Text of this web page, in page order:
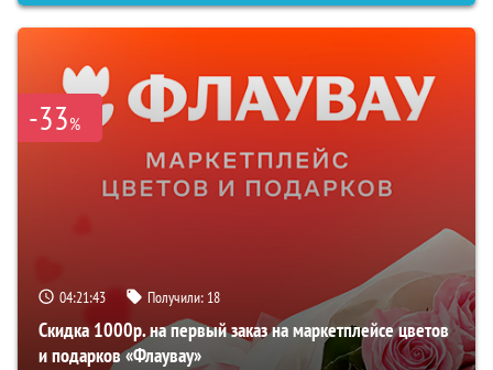
-33%
04:21:42 Получили: 18
Скидка 1000р. на первый заказ на маркетплейсе цветов
и подарков «Флаувау»